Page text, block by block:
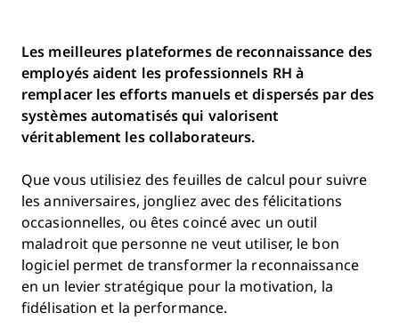
Les meilleures plateformes de reconnaissance des
employés aident les professionnels RH à
remplacer les efforts manuels et dispersés par des
systèmes automatisés qui valorisent
véritablement les collaborateurs.
Que vous utilisiez des feuilles de calcul pour suivre
les anniversaires, jongliez avec des félicitations
occasionnelles, ou êtes coincé avec un outil
maladroit que personne ne veut utiliser, le bon
logiciel permet de transformer la reconnaissance
en un levier stratégique pour la motivation, la
fidélisation et la performance.